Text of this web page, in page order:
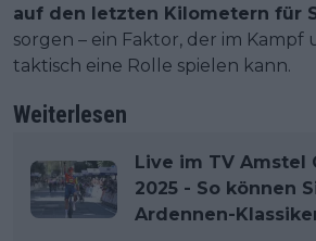
auf den letzten Kilometern für
sorgen – ein Faktor, der im Kampf
taktisch eine Rolle spielen kann.
Weiterlesen
Live im TV Amstel
2025 - So können
Ardennen-